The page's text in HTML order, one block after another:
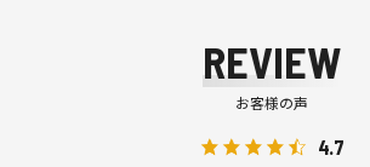
REVIEW
お客様の声
4.7